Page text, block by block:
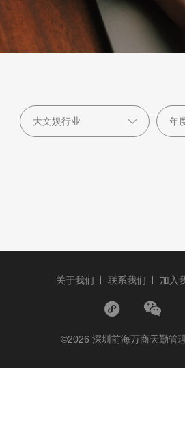
关于我们 联系我们 加入
©2026 深圳前海万商天勤管